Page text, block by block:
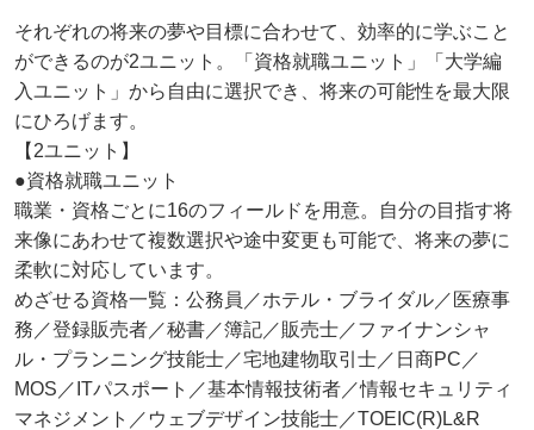
それぞれの将来の夢や目標に合わせて、効率的に学ぶこと
ができるのが2ユニット。「資格就職ユニット」「大学編
入ユニット」から自由に選択でき、将来の可能性を最大限
にひろげます。
【2ユニット】
●資格就職ユニット
職業・資格ごとに16のフィールドを用意。自分の目指す将
来像にあわせて複数選択や途中変更も可能で、将来の夢に
柔軟に対応しています。
めざせる資格一覧：公務員／ホテル・ブライダル／医療事
務／登録販売者／秘書／簿記／販売士／ファイナンシャ
ル・プランニング技能士／宅地建物取引士／日商PC／
MOS／ITパスポート／基本情報技術者／情報セキュリティ
マネジメント／ウェブデザイン技能士／TOEIC(R)L&R